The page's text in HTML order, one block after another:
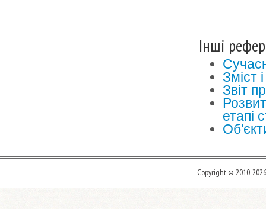
Інші
Зміст
Звіт
етапі
Copyright © 2010-